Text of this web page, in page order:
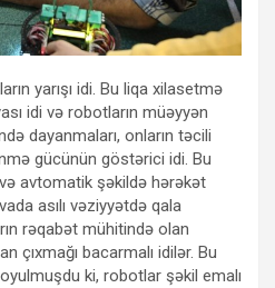
yarışı idi. Bu liqa xilasetmə
idi və robotların müəyyən
dayanmaları, onların təcili
gücünün göstərici idi. Bu
avtomatik şəkildə hərəkət
asılı vəziyyətdə qala
rəqabət mühitində olan
çıxmağı bacarmalı idilər. Bu
ki, robotlar şəkil emalı